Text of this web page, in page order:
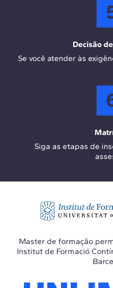
Decisão
Se você atender às
Siga as etapas de
Master de formação
Institut de Formació